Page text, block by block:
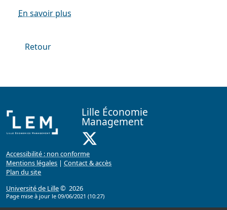
En savoir plus
Retour
Lille Économie
Management
Accessibilité : non conforme
Mentions légales | Contact & accès
Plan du site
Université de Lille© 2026
Page mise à jour le 09/06/2021 (10:27)